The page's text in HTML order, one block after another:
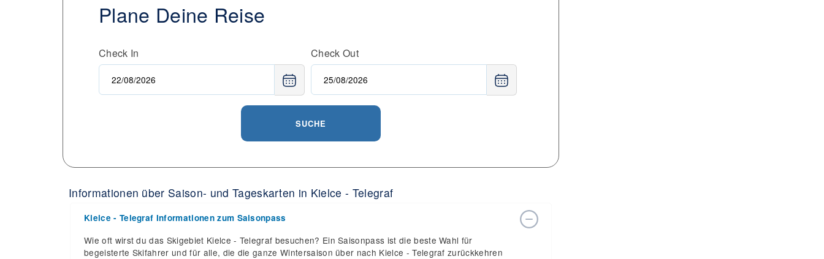
Plane Deine Reise
Check In Check Out
SUCHE
Informationen über Saison- und Tageskarten in Kielce - Telegraf
Kielce - Telegraf Informationen zum Saisonpass
Wie oft wirst du das Skigebiet Kielce - Telegraf besuchen? Ein Saisonpass ist die beste Wahl für
begeisterte Skifahrer und für alle, die die ganze Wintersaison über nach Kielce - Telegraf zurückkehren